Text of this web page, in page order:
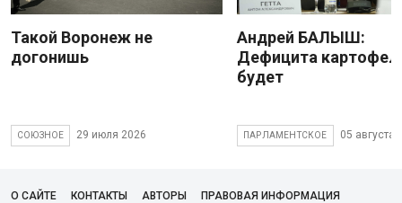
Такой Воронеж не
догонишь
СОЮЗНОЕ 29 июля 2026
Андрей БАЛЫШ:
Дефицита
будет
ПАРЛАМЕНТСКОЕ 05 августа
О САЙТЕ КОНТАКТЫ АВТОРЫ ПРАВОВАЯ ИНФОРМАЦИЯ